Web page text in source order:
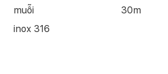
muỗi
inox 316
30m